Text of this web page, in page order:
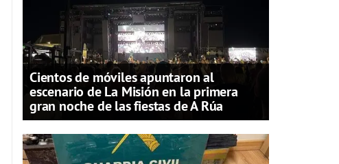
Cientos de móviles apuntaron al
escenario de La Misión en la primera
gran noche de las fiestas de A Rúa